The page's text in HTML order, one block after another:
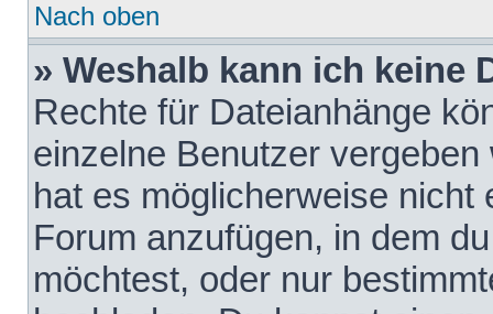
Nach oben
» Weshalb kann ich keine
Rechte für Dateianhänge
einzelne Benutzer
hat es möglicherweise nicht
Forum anzufügen, in dem
möchtest, oder nur